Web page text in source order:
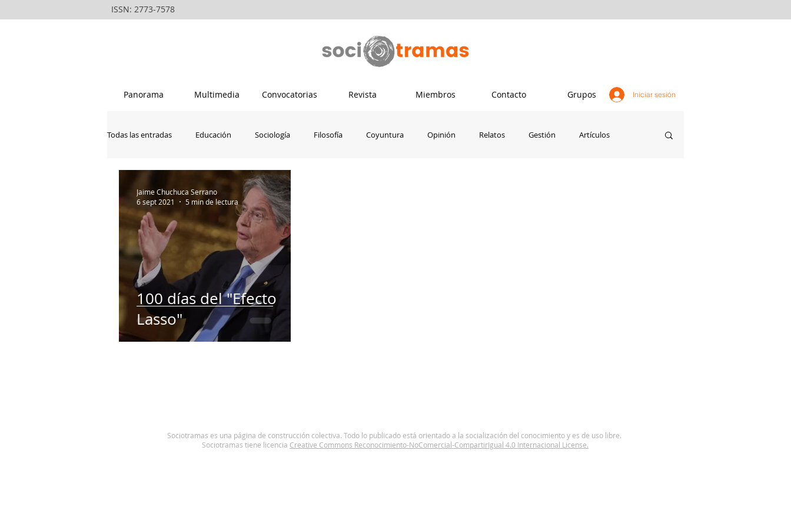
ISSN: 2773-7578
Iniciar sesión
Panorama Multimedia Convocatorias Revista Miembros Contacto Grupos
Todas las entradas Educación Sociología Filosofía Coyuntura Opinión Relatos Gestión Artículos
La vanguardia del rondero peruano Psicología
100 días del "Efecto
Lasso"
Jaime Chuchuca Serrano
6 sept 2021
5 min de lectura
Sociotramas es una página de construcción colectiva. Todo lo publicado está orientado a la socialización del conocimiento y es de uso libre.
Sociotramas tiene licencia Creative Commons Reconocimiento-NoComercial-CompartirIgual 4.0 Internacional License.